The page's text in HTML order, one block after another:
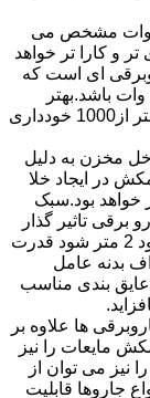
وات مشخص می
و کارا تر خواهد
ای است که
میزان توان و قدرت آن بین 1300 تا 2200 وات باشد.بهتر
است از انتخاب جاروبرقی هایی با توان کمتر از1000 خودداری
مخزن به دلیل
در ایجاد خلا
خواهد بود.سبک
تاثیر گذار
است.مثلا اگر طول خرطومی بیش از حدود 2 متر شود قدرت
بدنه عامل
بندی مناسب
ها علاوه بر
مایعات را نیز
نیز می توان از
جاروها قابلیت